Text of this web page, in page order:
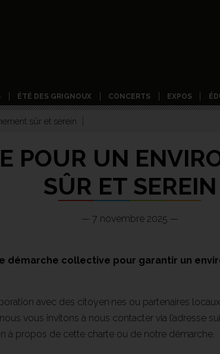
ÉTÉ DES GRIGNOUX CONCERTS EXPOS
sûr et serein
POUR UN
SÛR ET SEREIN
— 7 novembre 2025 —
démarche collective pour garantir un
avec des citoyen·nes ou partenaires
vous invitons à nous contacter via l’adresse
à propos de cette charte ou de notre démarche.